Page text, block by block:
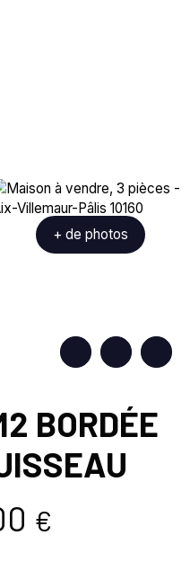
+ de photos
BORDÉE
€